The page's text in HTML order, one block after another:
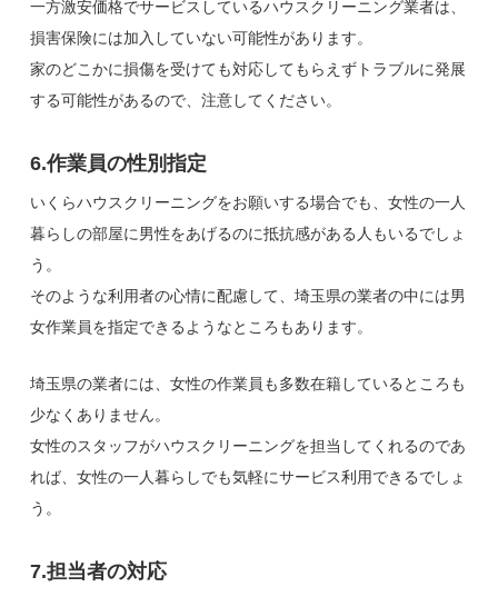
一方激安価格でサービスしているハウスクリーニング業者は、
損害保険には加入していない可能性があります。
家のどこかに損傷を受けても対応してもらえずトラブルに発展
する可能性があるので、注意してください。
6.作業員の性別指定
いくらハウスクリーニングをお願いする場合でも、女性の一人
暮らしの部屋に男性をあげるのに抵抗感がある人もいるでしょ
う。
そのような利用者の心情に配慮して、埼玉県の業者の中には男
女作業員を指定できるようなところもあります。
埼玉県の業者には、女性の作業員も多数在籍しているところも
少なくありません。
女性のスタッフがハウスクリーニングを担当してくれるのであ
れば、女性の一人暮らしでも気軽にサービス利用できるでしょ
う。
7.担当者の対応